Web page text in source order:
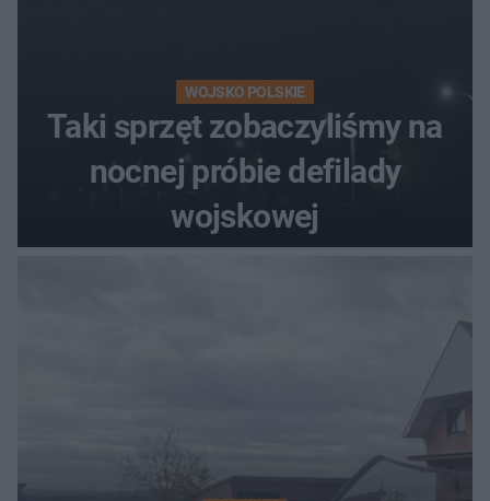
WOJSKO POLSKIE
Taki sprzęt zobaczyliśmy na
nocnej próbie defilady
wojskowej